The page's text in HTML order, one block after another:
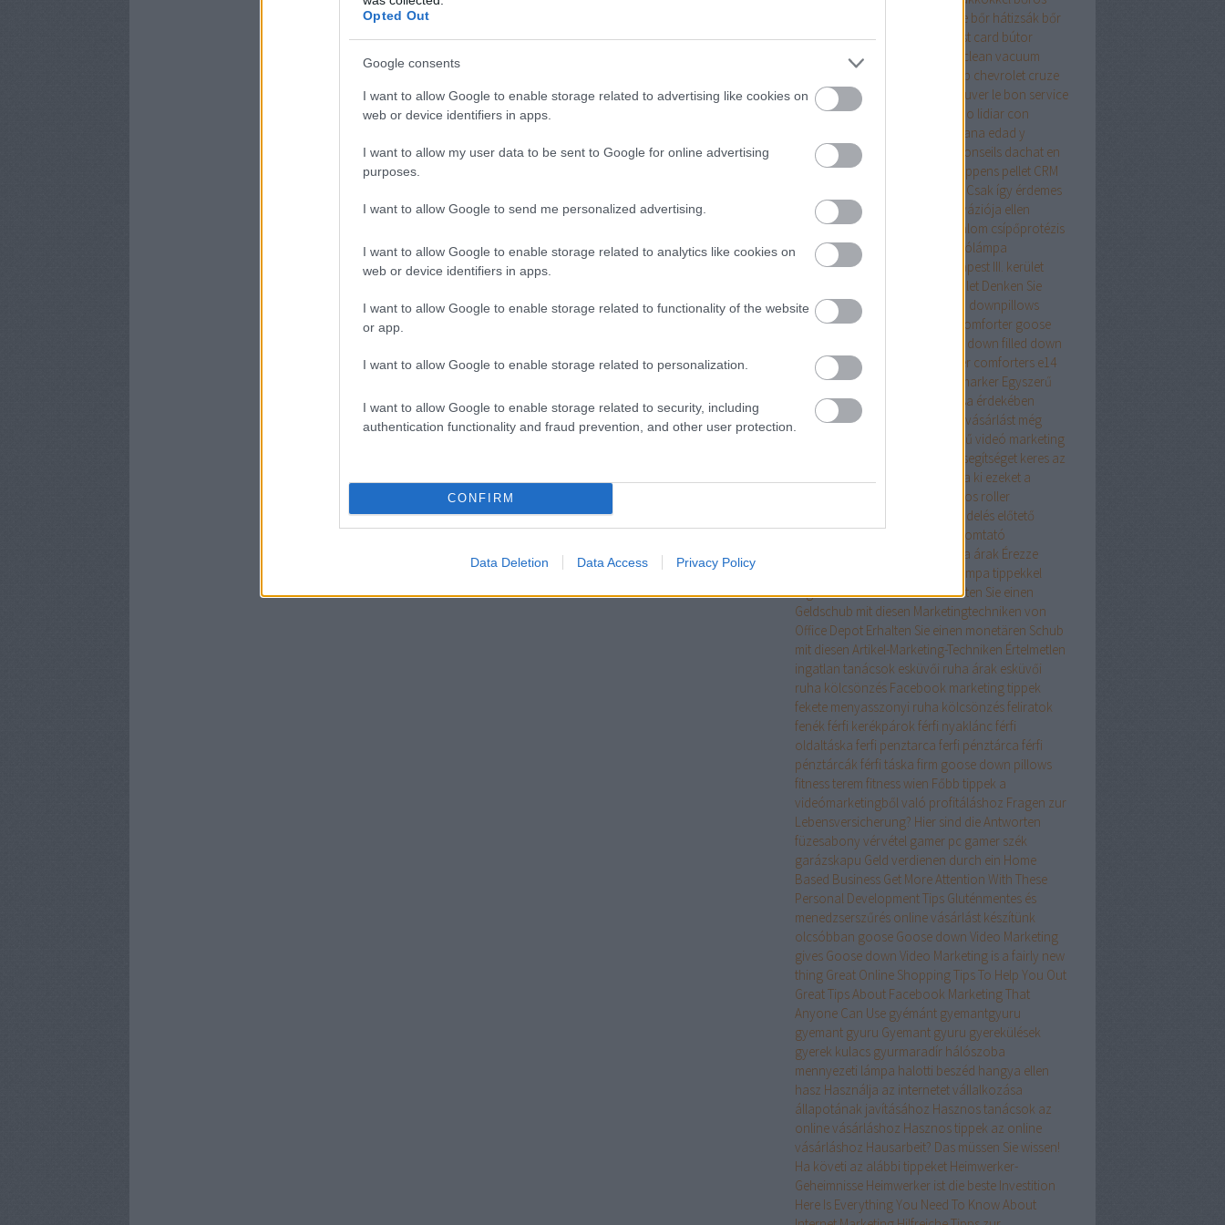
Opted Out
Google consents
I want to allow Google to enable storage related to advertising like cookies on
web or device identifiers in apps.
I want to allow my user data to be sent to Google for online advertising
purposes.
I want to allow Google to send me personalized advertising.
I want to allow Google to enable storage related to analytics like cookies on
web or device identifiers in apps.
I want to allow Google to enable storage related to functionality of the website
or app.
I want to allow Google to enable storage related to personalization.
I want to allow Google to enable storage related to security, including
authentication functionality and fraud prevention, and other user protection.
CONFIRM
Data Deletion Data Access Privacy Policy
borsod online bőr hátizsák bőr
hátizsák nőibőr táska budapest card bútor
carpet cleaning in cork
carpet clean vacuum
casio tudományos számológép chevrolet cruze
tuningcomforter
Comment trouver le bon service
de réparation automobile
Cómo lidiar con
eficacia con la crisis de la mediana edad y
desarrollarse como persona
Conseils dachat en
ligne que vous devez savoir
coppens pellet CRM
Csak így érdemes
védekezni az ágyi poloskák inváziója ellen
cserepeslemez
csípőfájdalom csípőprotézis
műtét debrecen
csiptetős olvasólámpa
csótányirtás
csótányirtás Budapest III. kerület
csótányirtás Budapest XIII. kerület Denken Sie
darandistrict 7 budapest
downpillows
down comforterqueen
down comforter goose
down filled down
pillowsDrón duck feather comforters e14
foglalate27 foglalat ecset rajzmarker Egyszerű
önsegítő tanács az élete javítása érdekében
Egyszerű tanácsaink az online vásárlást még
Egyszerű videó marketing
Egy kis segítséget keres az
Internet Marketingben? Próbálja ki ezeket a
elektromos roller
élelmiszer rendelés előtető
emelő toló erkélyajtó
epson nyomtató
ereszcsatorna árak Érezze
magát profinak ezekkel a Netlámpa tippekkel
ergonomikus iskolatáskaErhalten Sie einen
Geldschub mit diesen Marketingtechniken von
Office Depot Erhalten Sie einen monetären Schub
mit diesen Artikel-Marketing-Techniken Értelmetlen
ingatlan tanácsok esküvői ruha árak esküvői
ruha kölcsönzés Facebook marketing tippek
fekete menyasszonyi ruha kölcsönzésfeliratok
fenék férfi kerékpárok férfi nyaklánc férfi
oldaltáska ferfi penztarca ferfi pénztárca férfi
pénztárcák férfi táska firm goose down pillows
fitness terem fitness wien Főbb tippek a
videómarketingből való profitáláshoz Fragen zur
Lebensversicherung? Hier sind die Antworten
füzesabony vérvétel gamer pc gamer szék
garázskapu Geld verdienen durch ein Home
Based Business Get More Attention With These
Personal Development Tips Gluténmentes és
menedzserszűrés online vásárlást készítünk
olcsóbban goose Goose down Video Marketing
gives Goose down Video Marketing is a fairly new
thing Great Online Shopping Tips To Help You Out
Great Tips About Facebook Marketing That
Anyone Can Use gyémánt gyemantgyuru
gyemant gyuru Gyemant gyuru gyerekülések
gyerek kulacs gyurmaradír hálószoba
mennyezeti lámpa halotti beszéd hangya ellen
hasz Használja az internetet vállalkozása
állapotának javításához Hasznos tanácsok az
online vásárláshoz Hasznos tippek az online
vásárláshoz Hausarbeit? Das müssen Sie wissen!
Ha követi az alábbi tippeket Heimwerker-
Geheimnisse Heimwerker ist die beste Investition
Here Is Everything You Need To Know About